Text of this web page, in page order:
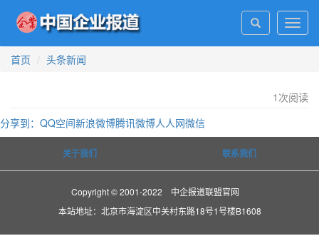
首页
头条新闻
1 次阅读
分享到： QQ空间新浪微博腾讯微博人人网微信
关于我们 联系我们
Copyright © 2001-2022 中企报道联盟官网
本站地址：北京市海淀区中关村东路18号1号楼B1608